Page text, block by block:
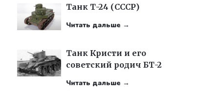
Танк Т-24 (СССР)
Читать дальше →
Танк Кристи и его
советский родич БТ-2
Читать дальше →